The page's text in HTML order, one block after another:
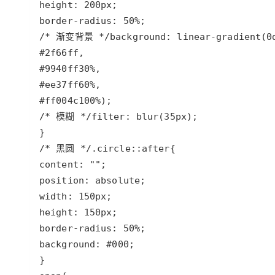
height : 200px
border-radius : 50%
/* 渐变背景 */background : linear-gradient (
#2f66ff
#9940ff30%
#ee37ff60%
#ff004c100%
/* 模糊 */filter : blur(35px
/* 黑圆 */ .circle:: after
content : ""
position : absolute
width : 150px
height : 150px
border-radius : 50%
background : #000